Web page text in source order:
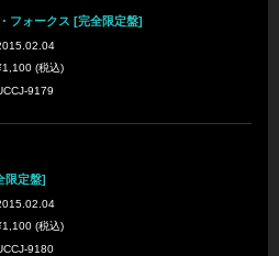
フォークス [完全限定盤]
(税込)
9179
限定盤]
(税込)
9180